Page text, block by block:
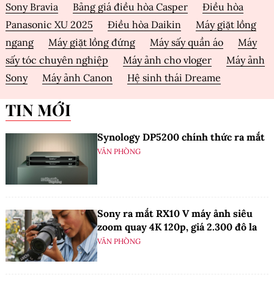
Sony Bravia
Bảng giá điều hòa Casper
Điều hòa
Panasonic XU 2025
Điều hòa Daikin
Máy giặt lồng
ngang
Máy giặt lồng đứng Máy sấy quần áo
Máy
sấy tóc chuyên nghiệp
Máy ảnh cho vloger
Máy ảnh
Sony
Máy ảnh Canon Hệ sinh thái Dreame
TIN MỚI
Synology DP5200 chính thức ra mắt
VĂN PHÒNG
Sony ra mắt RX10 V máy ảnh siêu
zoom quay 4K 120p, giá 2.300 đô la
VĂN PHÒNG